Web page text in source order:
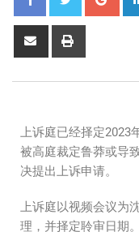
上诉庭已经择定2023
被高庭裁定鲁莽或导
决提出上诉申请。
上诉庭以视频会议为
理，并择定聆审日期